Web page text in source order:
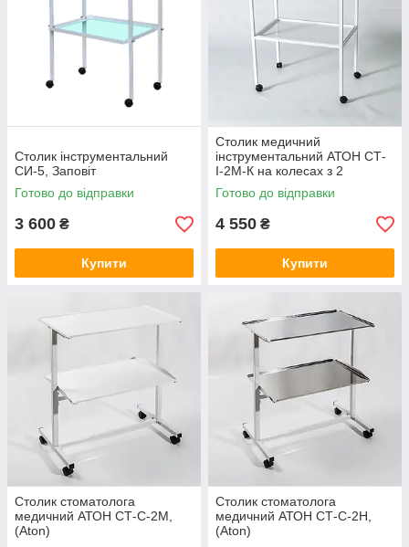
Столик інструментальний
СИ-5, Заповіт
Готово до відправки
3 600 ₴
Купити
Столик медичний
інструментальний АТОН СТ-
І-2М-К на колесах з 2
полицями, (Aton)
Готово до відправки
4 550 ₴
Купити
Столик стоматолога
медичний АТОН СТ-С-2М,
(Aton)
Столик стоматолога
медичний АТОН СТ-С-2Н,
(Aton)